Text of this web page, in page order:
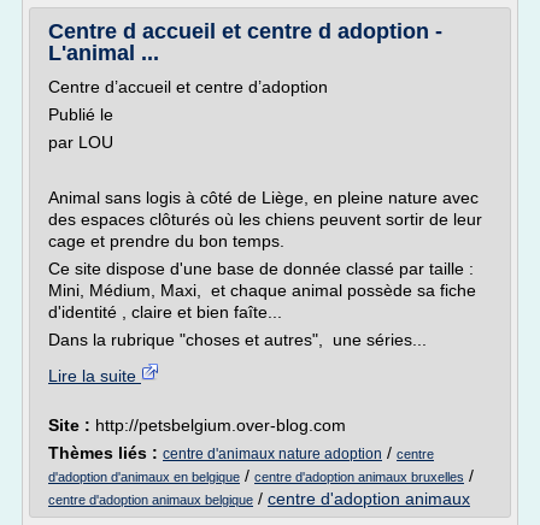
Centre d accueil et centre d adoption -
L'animal ...
Centre d’accueil et centre d’adoption
Publié le
par LOU
Animal sans logis à côté de Liège, en pleine nature avec
des espaces clôturés où les chiens peuvent sortir de leur
cage et prendre du bon temps.
Ce site dispose d'une base de donnée classé par taille :
Mini, Médium, Maxi, et chaque animal possède sa fiche
d'identité , claire et bien faîte...
Dans la rubrique "choses et autres", une séries...
Lire la suite
Site : http://petsbelgium.over-blog.com
Thèmes liés : centre d'animaux nature adoption / centre
d'adoption d'animaux en belgique / centre d'adoption animaux bruxelles /
centre d'adoption animaux belgique / centre d'adoption animaux